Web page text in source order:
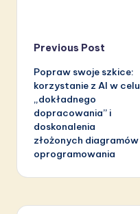
Post
navigation
Previous Post
Popraw swoje szkice:
korzystanie z AI w celu
„dokładnego
dopracowania” i
doskonalenia
złożonych diagramów
oprogramowania